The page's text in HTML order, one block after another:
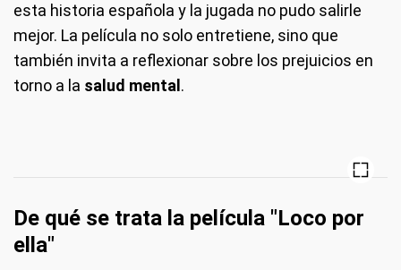
esta historia española y la jugada no pudo salirle
mejor. La película no solo entretiene, sino que
también invita a reflexionar sobre los prejuicios en
torno a la salud mental .
De qué se trata la película "Loco por
ella"